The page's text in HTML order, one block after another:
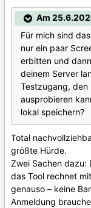
Am
Für mich sind
nur ein paar
erbitten und
deinem Server
Testzugang, den
ausprobieren
lokal speichern?
Total
größte Hürde.
Zwei Sachen dazu:
das Tool rechnet
genauso – keine
Anmeldung